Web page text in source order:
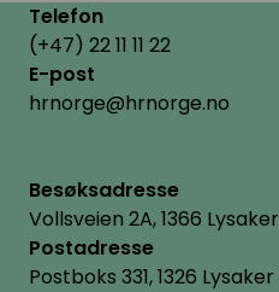
Telefon
(+47) 22 11 11 22
E-post
hrnorge@hrnorge.no
Besøksadresse
Vollsveien 2A, 1366 Lysaker
Postadresse
Postboks 331, 1326 Lysaker